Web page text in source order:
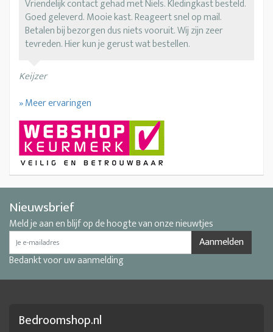
Vriendelijk contact gehad met Niels. Kledingkast besteld.
Goed geleverd. Mooie kast. Reageert snel op mail.
Betalen bij bezorgen dus niets vooruit. Wij zijn zeer
tevreden. Hier kun je gerust wat bestellen.
Keijzer
» Meer ervaringen
Nieuwsbrief
Meld je aan en blijf op de hoogte van onze nieuwtjes
Aanmelden
Bedankt voor uw aanmelding
Bedroomshop.nl